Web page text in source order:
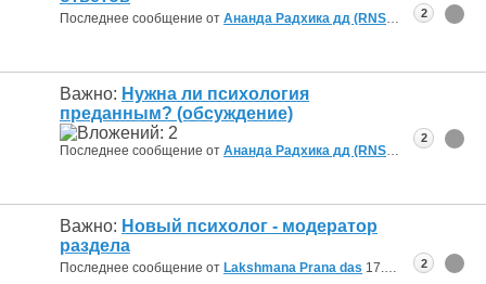
Последнее сообщение от Ананда Радхика дд (RNS) 11.10.2019
2
Важно: Нужна ли психология
преданным? (обсуждение)
Последнее сообщение от Ананда Радхика дд (RNS) 24.06.2019
2
Важно: Новый психолог - модератор
раздела
Последнее сообщение от Lakshmana Prana das 17.04.2019 10:50
2